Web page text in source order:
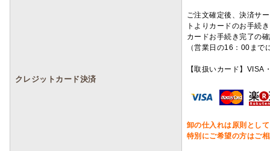
クレジットカード決済
ご注文確定後、決済サ
トよりカードのお手続
カードお手続き完了の
（営業日の16：00ま
【取扱いカード】
卸の仕入れは原則とし
特別にご希望の方はご